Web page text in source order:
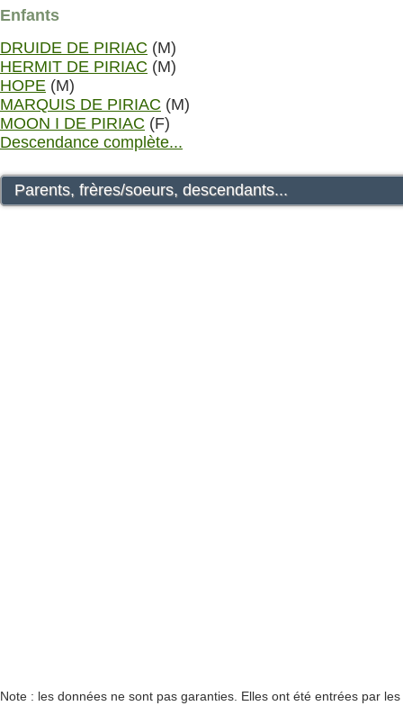
Enfants
DRUIDE DE PIRIAC (M)
HERMIT DE PIRIAC (M)
HOPE (M)
MARQUIS DE PIRIAC (M)
MOON I DE PIRIAC (F)
Descendance complète...
Parents, frères/soeurs, descendants...
Note : les données ne sont pas garanties. Elles ont été entrées par